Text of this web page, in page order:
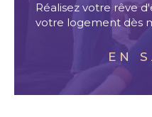
Réalisez votre rêve
votre logement dès
EN